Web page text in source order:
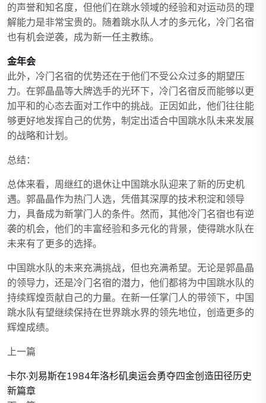
的声誉和知名度，但他们在跳水领域的经验和对运动员的理
解能力是非常宝贵的。随着跳水队人才的多元化，冷门名宿
也有机会逆袭，成为新一任主教练。
金年会
此外，冷门名宿的优势还在于他们不受公众过多的期望压
力。在郭晶晶等大牌选手的光环下，冷门名宿反而能够以更
加平和的心态去面对工作中的挑战。正因如此，他们往往能
够更好地发挥自己的优势，制定出适合中国跳水队未来发展
的战略和计划。
总结：
总体来看，周继红的退休让中国跳水队迎来了新的历史机
遇。郭晶晶作为热门人选，凭借其深厚的技术积淀和领导
力，具备成为新掌门人的条件。然而，其他冷门名宿也有逆
袭的机会，他们的丰富经验和多元化的背景，使得跳水队在
未来有了更多的选择。
中国跳水队的未来充满挑战，但也充满希望。无论是郭晶晶
的领导力，还是冷门名宿的潜力，他们都将为中国跳水队的
持续辉煌贡献自己的力量。在新一任掌门人的带领下，中国
跳水队有望继续保持在世界跳水界的领先地位，创造更多的
辉煌成绩。
上一篇
卡尔·刘易斯在1984年洛杉矶奥运会勇夺四金创造田径历史
新篇章